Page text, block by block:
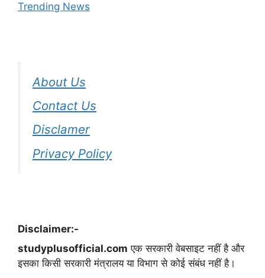
Trending News
About Us
Contact Us
Disclamer
Privacy Policy
Disclaimer:-
studyplusofficial.com एक सरकारी वेबसाइट नहीं है और
इसका किसी सरकारी मंत्रालय या विभाग से कोई संबंध नहीं है।